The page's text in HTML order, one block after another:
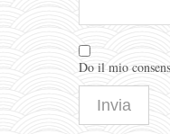
Do il mio